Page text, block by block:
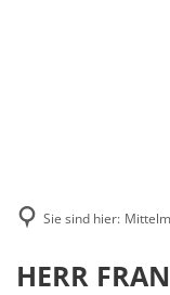
Sie sind hier:
HERR